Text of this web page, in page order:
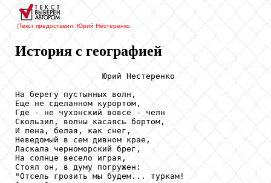
(Текст предоставил: Юрий Нестеренко
История с географией
                  Юрий Нестеренко
На берегу пустынных волн,
Еще не сделанном курортом,
Где - не чухонский вовсе - челн
Скользил, волны касаясь бортом,
И пена, белая, как снег,
Неведомый в сем дивном крае,
Ласкала черноморский брег,
На солнце весело играя,
Стоял он, в думу погружен:
"Отсель грозить мы будем... туркам!